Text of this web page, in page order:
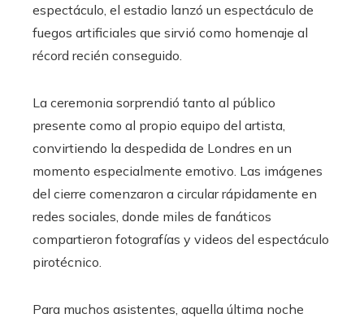
espectáculo, el estadio lanzó un espectáculo de
fuegos artificiales que sirvió como homenaje al
récord recién conseguido.
La ceremonia sorprendió tanto al público
presente como al propio equipo del artista,
convirtiendo la despedida de Londres en un
momento especialmente emotivo. Las imágenes
del cierre comenzaron a circular rápidamente en
redes sociales, donde miles de fanáticos
compartieron fotografías y videos del espectáculo
pirotécnico.
Para muchos asistentes, aquella última noche